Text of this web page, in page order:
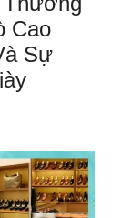
Cao
Sự